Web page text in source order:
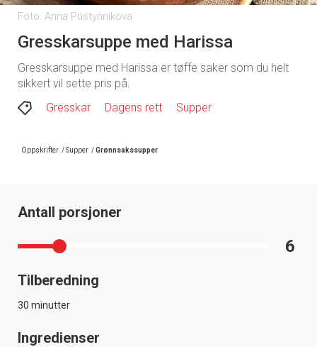
Foto: Anna Pustynnikova
Gresskarsuppe med Harissa
Gresskarsuppe med Harissa er tøffe saker som du helt
sikkert vil sette pris på.
Gresskar
Dagens rett Supper
Oppskrifter /Supper /Grønnsakssupper
Antall porsjoner
6
Tilberedning
30 minutter
Ingredienser